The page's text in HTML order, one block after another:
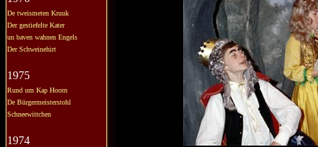
De tweismeten Kruuk
Der gestiefelte Kater
un baven wahnen Engels
Der Schweinehirt
1975
Rund um Kap Hoorn
De Bürgermeisterstohl
Schneewittchen
1974